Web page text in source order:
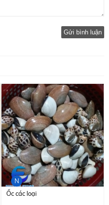
Gửi bình luận
N
Ốc các loại